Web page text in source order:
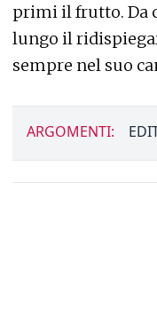
primi il frutto. Da
lungo il
sempre nel suo
ARGOMENTI: